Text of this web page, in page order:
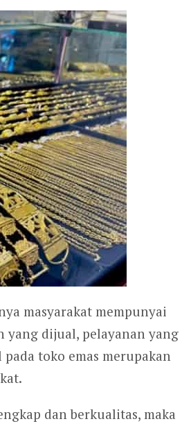
masyarakat mempunyai
yang dijual, pelayanan yang
toko emas merupakan
dan berkualitas, maka